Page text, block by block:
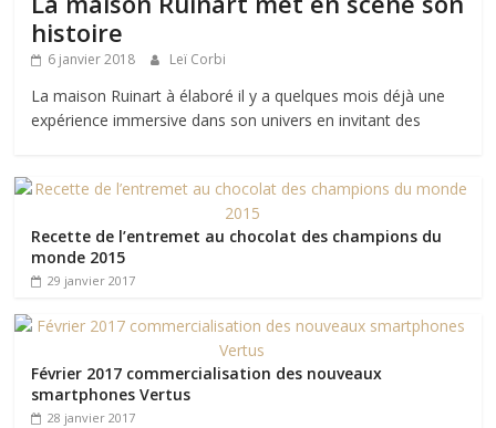
histoire
6 janvier 2018 Leï Corbi
La maison Ruinart à élaboré il y a quelques mois déjà une
expérience immersive dans son univers en invitant des
Recette de l’entremet au chocolat des champions du
monde 2015
29 janvier 2017
Février 2017 commercialisation des nouveaux
smartphones Vertus
28 janvier 2017